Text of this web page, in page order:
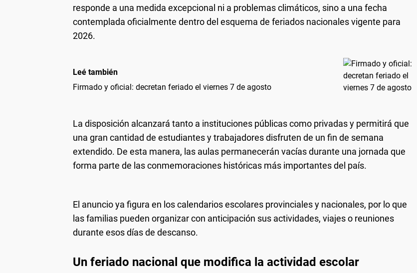
responde a una medida excepcional ni a problemas climáticos, sino a una fecha
contemplada oficialmente dentro del esquema de feriados nacionales vigente para
2026.
Leé también
Firmado y oficial: decretan feriado el viernes 7 de agosto
La disposición alcanzará tanto a instituciones públicas como privadas y permitirá que
una gran cantidad de estudiantes y trabajadores disfruten de un fin de semana
extendido. De esta manera, las aulas permanecerán vacías durante una jornada que
forma parte de las conmemoraciones históricas más importantes del país.
El anuncio ya figura en los calendarios escolares provinciales y nacionales, por lo que
las familias pueden organizar con anticipación sus actividades, viajes o reuniones
durante esos días de descanso.
Un feriado nacional que modifica la actividad escolar